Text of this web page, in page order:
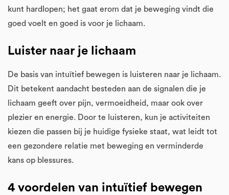
kunt hardlopen; het gaat erom dat je beweging vindt die
goed voelt en goed is voor je lichaam.
Luister naar je lichaam
De basis van intuïtief bewegen is luisteren naar je lichaam.
Dit betekent aandacht besteden aan de signalen die je
lichaam geeft over pijn, vermoeidheid, maar ook over
plezier en energie. Door te luisteren, kun je activiteiten
kiezen die passen bij je huidige fysieke staat, wat leidt tot
een gezondere relatie met beweging en verminderde
kans op blessures.
4 voordelen van intuïtief bewegen